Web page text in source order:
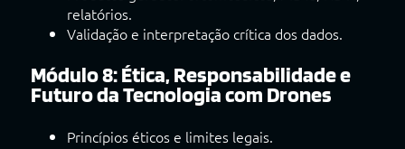
relatórios.
Validação e interpretação crítica dos dados.
Módulo 8: Ética, Responsabilidade e
Futuro da Tecnologia com Drones
Princípios éticos e limites legais.